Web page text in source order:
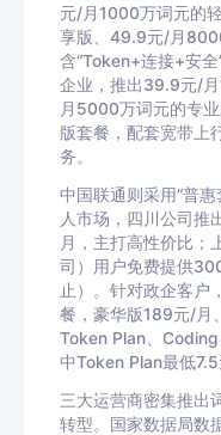
元/月1000万词元的
享版、49.9元/月
含“Token+连接+安
企业，推出39.9元/
月5000万词元的专
版套餐，配套宽带上
务。
中国联通则采用“普
人市场，四川公司推
月，主打高性价比；
司）用户免费提供
止）。针对政企客户
餐，豪华版189元/月
Token Plan、
中Token Plan最低
三大运营商密集推出
转型。国家数据局数